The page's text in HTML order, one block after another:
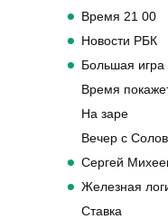
Время 21 00
Новости РБК
Большая игра
Время
На заре
Вечер с
Сергей
Железная
Ставка